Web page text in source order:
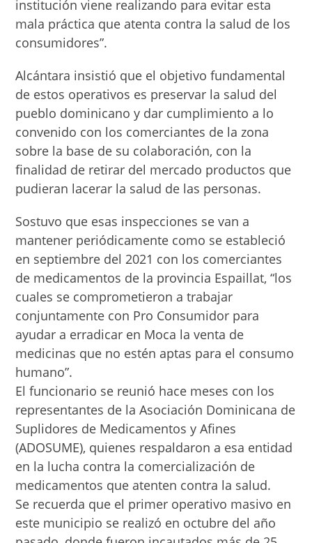
institución viene realizando para evitar esta
mala práctica que atenta contra la salud de los
consumidores”.
Alcántara insistió que el objetivo fundamental
de estos operativos es preservar la salud del
pueblo dominicano y dar cumplimiento a lo
convenido con los comerciantes de la zona
sobre la base de su colaboración, con la
finalidad de retirar del mercado productos que
pudieran lacerar la salud de las personas.
Sostuvo que esas inspecciones se van a
mantener periódicamente como se estableció
en septiembre del 2021 con los comerciantes
de medicamentos de la provincia Espaillat, “los
cuales se comprometieron a trabajar
conjuntamente con Pro Consumidor para
ayudar a erradicar en Moca la venta de
medicinas que no estén aptas para el consumo
humano”.
El funcionario se reunió hace meses con los
representantes de la Asociación Dominicana de
Suplidores de Medicamentos y Afines
(ADOSUME), quienes respaldaron a esa entidad
en la lucha contra la comercialización de
medicamentos que atenten contra la salud.
Se recuerda que el primer operativo masivo en
este municipio se realizó en octubre del año